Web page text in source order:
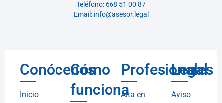
Teléfono: 668 51 00 87
Email: info@asesor.legal
Conócenos
Inicio
Cómo
funciona
Profesionales
Alta en
Legal
Aviso